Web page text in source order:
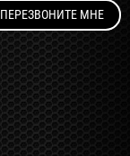
ПЕРЕЗВОНИТЕ МНЕ